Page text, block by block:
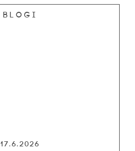
Blogi
17.6.2026